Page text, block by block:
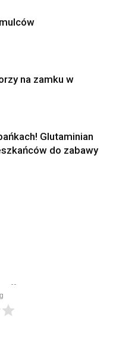
na zamku w
Glutaminian
do zabawy